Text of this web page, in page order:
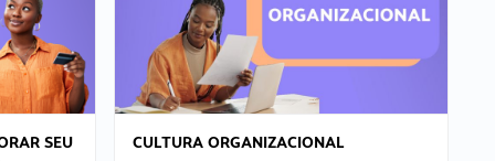
SEU
CULTURA ORGANIZACIONAL